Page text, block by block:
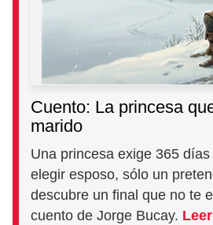
Cuento: La princesa
marido
Una princesa exige 365
elegir esposo, sólo un
descubre un final que no te
cuento de Jorge Bucay.